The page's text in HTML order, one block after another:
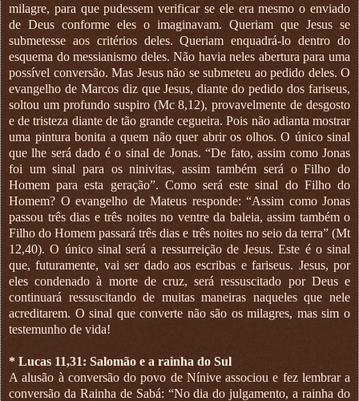
milagre, para que pudessem verificar se ele era mesmo o enviado
de Deus conforme eles o imaginavam. Queriam que Jesus se
submetesse aos critérios deles. Queriam enquadrá-lo dentro do
esquema do messianismo deles. Não havia neles abertura para uma
possível conversão. Mas Jesus não se submeteu ao pedido deles. O
evangelho de Marcos diz que Jesus, diante do pedido dos fariseus,
soltou um profundo suspiro (Mc 8,12), provavelmente de desgosto
e de tristeza diante de tão grande cegueira. Pois não adianta mostrar
uma pintura bonita a quem não quer abrir os olhos. O único sinal
que lhe será dado é o sinal de Jonas. “De fato, assim como Jonas
foi um sinal para os ninivitas, assim também será o Filho do
Homem para esta geração”. Como será este sinal do Filho do
Homem? O evangelho de Mateus responde: “Assim como Jonas
passou três dias e três noites no ventre da baleia, assim também o
Filho do Homem passará três dias e três noites no seio da terra” (Mt
12,40). O único sinal será a ressurreição de Jesus. Este é o sinal
que, futuramente, vai ser dado aos escribas e fariseus. Jesus, por
eles condenado à morte de cruz, será ressuscitado por Deus e
continuará ressuscitando de muitas maneiras naqueles que nele
acreditarem. O sinal que converte não são os milagres, mas sim o
testemunho de vida!
* Lucas 11,31: Salomão e a rainha do Sul
A alusão à conversão do povo de Nínive associou e fez lembrar a
conversão da Rainha de Sabá: “No dia do julgamento, a rainha do